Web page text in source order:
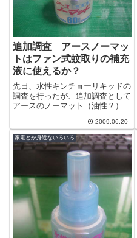
追加調査 アースノーマッ
トはファン式蚊取りの補充
液に使えるか？
先日、水性キンチョーリキッドの
調査を行ったが、追加調査として
アースのノーマット（油性？）も
３１度 湿度４０％ 前回同様自
然気化しや...
2009.06.20
家電とか身近ないろいろ